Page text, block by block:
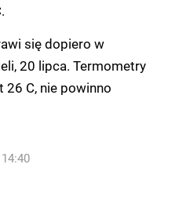
się dopiero w
20 lipca. Termometry
26 C, nie powinno